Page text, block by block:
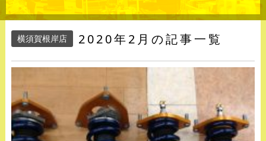
横須賀根岸店 2020年2月の記事一覧